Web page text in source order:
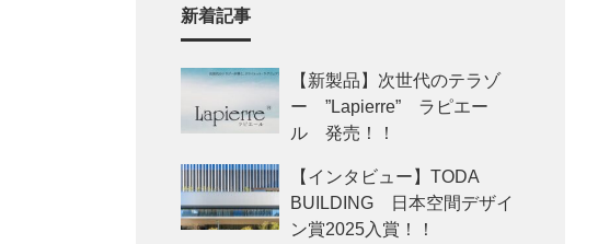
新着記事
【新製品】次世代のテラゾ
ー ”Lapierre” ラピエー
ル 発売！！
【インタビュー】TODA
BUILDING 日本空間デザイ
ン賞2025入賞！！